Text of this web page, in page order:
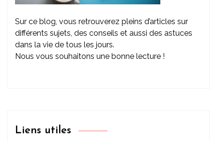
Sur ce blog, vous retrouverez pleins d’articles sur
différents sujets, des conseils et aussi des astuces
dans la vie de tous les jours.
Nous vous souhaitons une bonne lecture !
Liens utiles